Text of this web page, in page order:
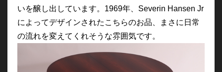
いを醸し出しています。1969年、Severin Hansen Jr
によってデザインされたこちらのお品、まさに日常
の流れを変えてくれそうな雰囲気です。